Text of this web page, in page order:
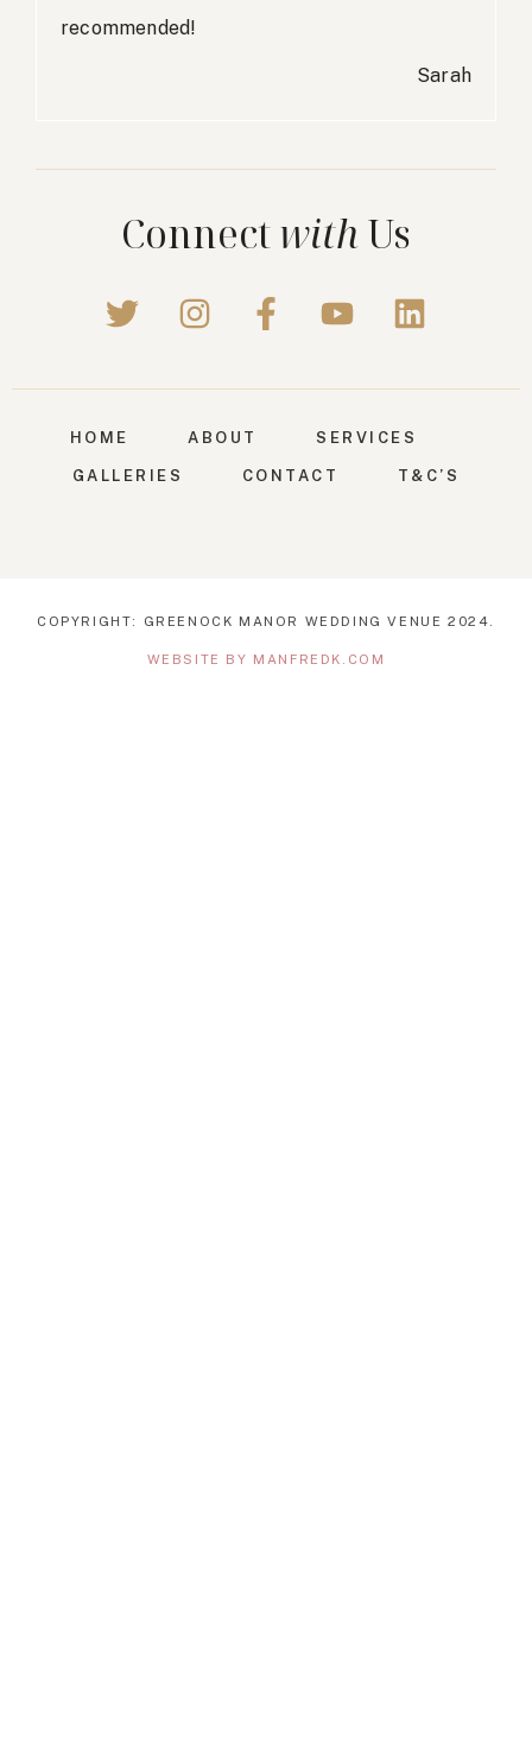
recommended!
Sarah
ConnectwithUs
HOME ABOUT SERVICES
GALLERIES CONTACT T&C’S
COPYRIGHT: GREENOCK MANOR WEDDING VENUE 2024.
WEBSITE BY MANFREDK.COM